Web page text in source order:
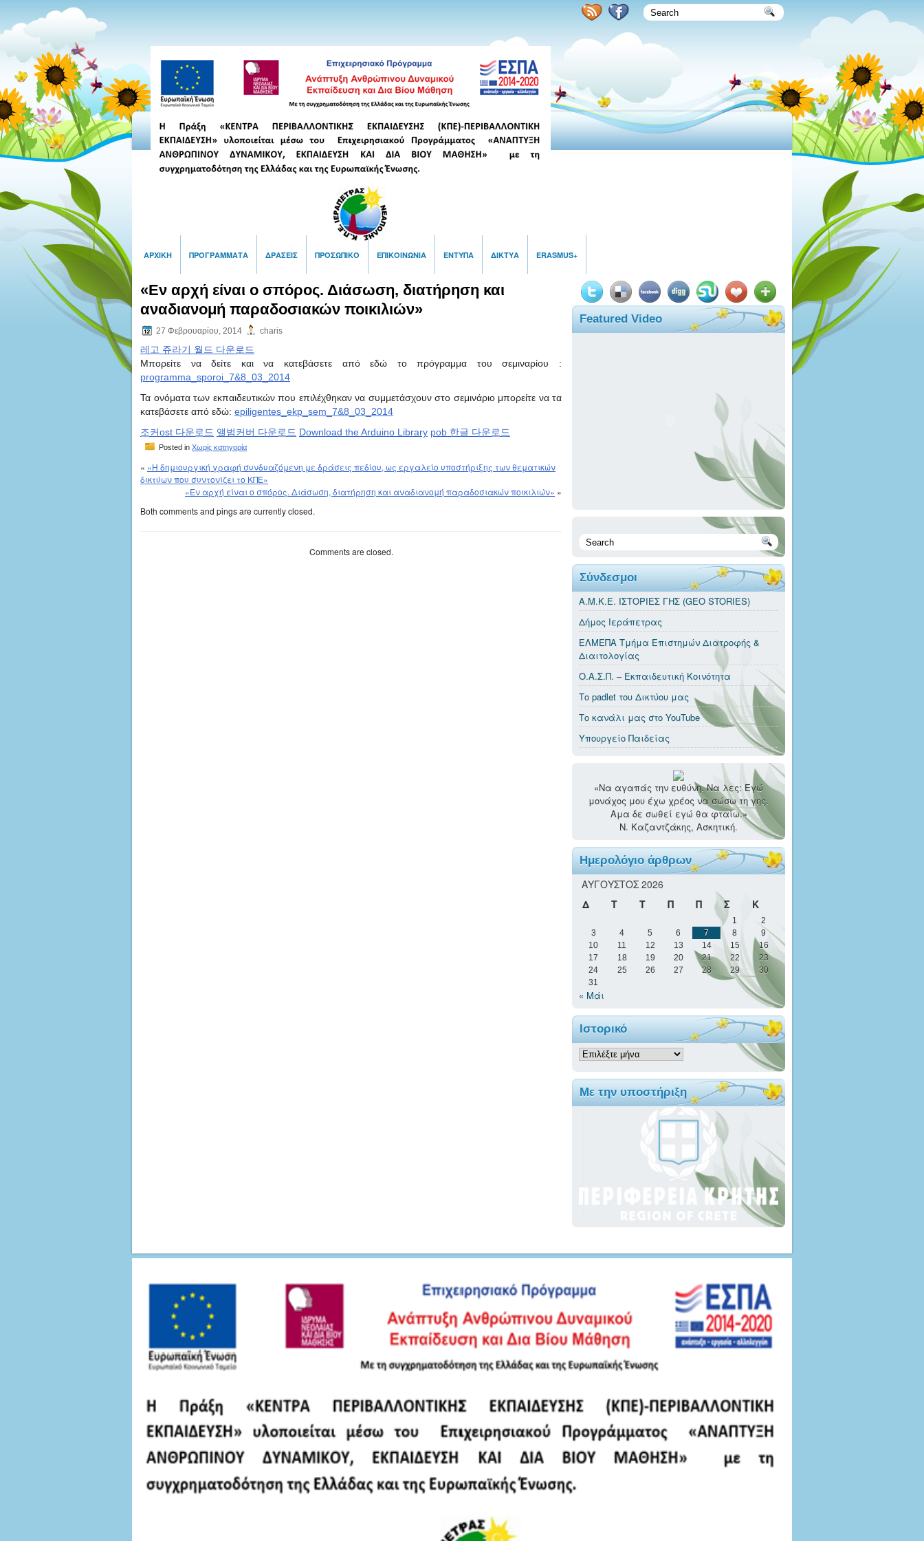
ΑΡΧΙΚΉ ΠΡΟΓΡΆΜΜΑΤΑ ΔΡΆΣΕΙΣ ΠΡΟΣΩΠΙΚΌ ΕΠΙΚΟΙΝΩΝΙΑ ΈΝΤΥΠΑ ΔΙΚΤΥΑ ERASMUS+
«Εν αρχή είναι ο σπόρος. Διάσωση, διατήρηση και
αναδιανομή παραδοσιακών ποικιλιών»
27 Φεβρουαρίου, 2014 charis
레고 쥬라기 월드 다운로드
Μπορείτε να δείτε και να κατεβάσετε από εδώ το πρόγραμμα του σεμιναρίου :
programma_sporoi_7&8_03_2014
Τα ονόματα των εκπαιδευτικών που επιλέχθηκαν να συμμετάσχουν στο σεμινάριο μπορείτε να τα
κατεβάσετε από εδώ: epiligentes_ekp_sem_7&8_03_2014
조커ost 다운로드 앨범커버 다운로드 Download the Arduino Library pob 한글 다운로드
Posted in Χωρίς κατηγορία
« «Η δημιουργική γραφή συνδυαζόμενη με δράσεις πεδίου, ως εργαλείο υποστήριξης των θεματικών
δικτύων που συντονίζει το ΚΠΕ»
«Εν αρχή είναι ο σπόρος. Διάσωση, διατήρηση και αναδιανομή παραδοσιακών ποικιλιών» »
Both comments and pings are currently closed.
Comments are closed.
Featured Video
Σύνδεσμοι
Α.Μ.Κ.Ε. ΙΣΤΟΡΙΕΣ ΓΗΣ (GEO STORIES)
Δήμος Ιεράπετρας
ΕΛΜΕΠΑ Τμήμα Επιστημών Διατροφής &
Διαιτολογίας
Ο.Α.Σ.Π. – Εκπαιδευτική Κοινότητα
Το padlet του Δικτύου μας
Το κανάλι μας στο YouTube
Υπουργείο Παιδείας
«Να αγαπάς την ευθύνη. Να λες: Εγώ
μονάχος μου έχω χρέος να σώσω τη γης.
Αμα δε σωθεί εγώ θα φταίω.»
Ν. Καζαντζάκης, Ασκητική.
Ημερολόγιο άρθρων
ΑΎΓΟΥΣΤΟΣ 2026
Δ
Τ Τ Π Π Σ Κ
1
2
3
4 5 6 7 8
9
10
11 12 13 14 15
16
17
18 19 20 21 22
23
24
25 26 27 28 29
30
31
« Μάι
Ιστορικό
Ιστορικό
Με την υποστήριξη